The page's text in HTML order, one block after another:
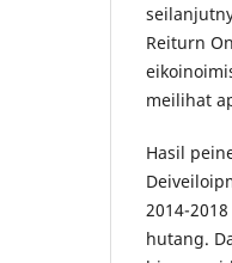
Reiturn
meilihat
Hasil
2014-
hutang.